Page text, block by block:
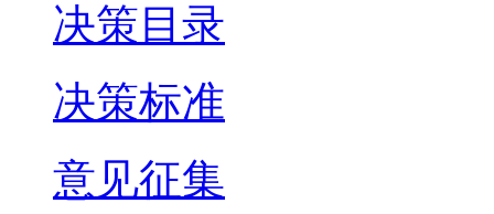
决策目录
决策标准
意见征集